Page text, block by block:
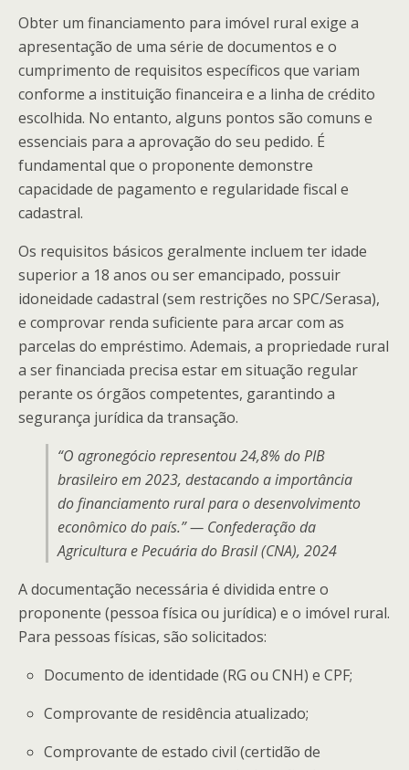
Obter um financiamento para imóvel rural exige a
apresentação de uma série de documentos e o
cumprimento de requisitos específicos que variam
conforme a instituição financeira e a linha de crédito
escolhida. No entanto, alguns pontos são comuns e
essenciais para a aprovação do seu pedido. É
fundamental que o proponente demonstre
capacidade de pagamento e regularidade fiscal e
cadastral.
Os requisitos básicos geralmente incluem ter idade
superior a 18 anos ou ser emancipado, possuir
idoneidade cadastral (sem restrições no SPC/Serasa),
e comprovar renda suficiente para arcar com as
parcelas do empréstimo. Ademais, a propriedade rural
a ser financiada precisa estar em situação regular
perante os órgãos competentes, garantindo a
segurança jurídica da transação.
“O agronegócio representou 24,8% do PIB
brasileiro em 2023, destacando a importância
do financiamento rural para o desenvolvimento
econômico do país.” — Confederação da
Agricultura e Pecuária do Brasil (CNA), 2024
A documentação necessária é dividida entre o
proponente (pessoa física ou jurídica) e o imóvel rural.
Para pessoas físicas, são solicitados:
Documento de identidade (RG ou CNH) e CPF;
Comprovante de residência atualizado;
Comprovante de estado civil (certidão de